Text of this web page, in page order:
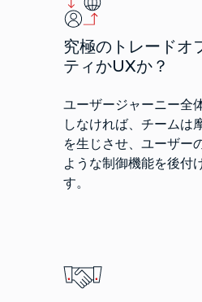
究極のトレードオ
ティかUXか？
ユーザージャーニー全
しなければ、チームは
を生じさせ、ユーザー
ような制御機能を後付
す。